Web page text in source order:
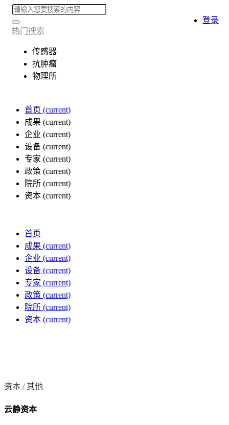
热门搜索
传感器
抗肿瘤
物理所
首页 (current)
成果 (current)
企业 (current)
设备 (current)
专家 (current)
政策 (current)
院所 (current)
资本 (current)
登录
首页
成果 (current)
企业 (current)
设备 (current)
专家 (current)
政策 (current)
院所 (current)
资本 (current)
资本 /其他
云静资本